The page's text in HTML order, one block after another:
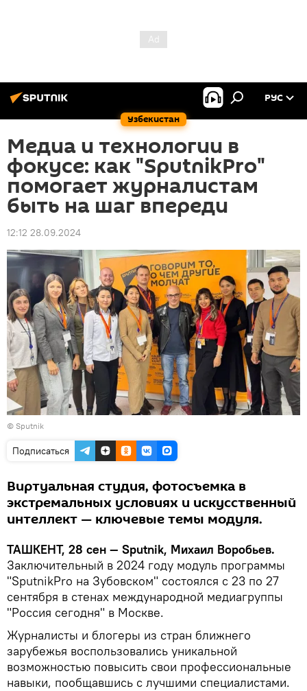
Узбекистан
РУС
Медиа и технологии в
фокусе: как "SputnikPro"
помогает журналистам
быть на шаг впереди
12:12 28.09.2024
© Sputnik
Подписаться
Виртуальная студия, фотосъемка в
экстремальных условиях и искусственный
интеллект — ключевые темы модуля.
ТАШКЕНТ, 28 сен — Sputnik, Михаил Воробьев.
Заключительный в 2024 году модуль программы
"SputnikPro на Зубовском" состоялся с 23 по 27
сентября в стенах международной медиагруппы
"Россия сегодня" в Москве.
Журналисты и блогеры из стран ближнего
зарубежья воспользовались уникальной
возможностью повысить свои профессиональные
навыки, пообщавшись с лучшими специалистами.